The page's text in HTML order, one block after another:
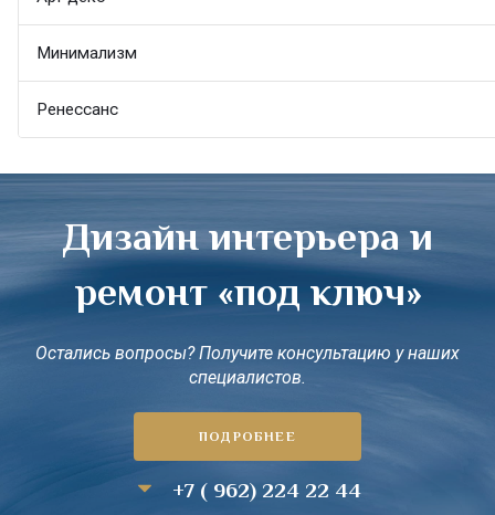
Минимализм
Ренессанс
Дизайн интерьера и
ремонт «под ключ»
Остались вопросы? Получите консультацию у наших
специалистов.
ПОДРОБНЕЕ
+7 ( 962) 224 22 44